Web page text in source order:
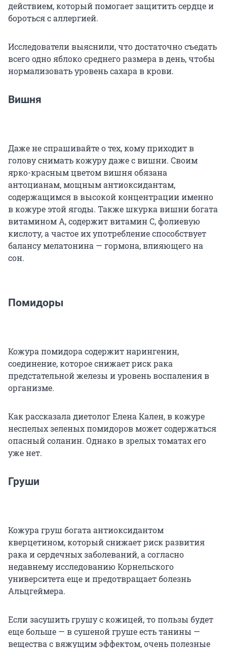
действием, который помогает защитить сердце и
бороться с аллергией.
Исследователи выяснили, что достаточно съедать
всего одно яблоко среднего размера в день, чтобы
нормализовать уровень сахара в крови.
Вишня
Даже не спрашивайте о тех, кому приходит в
голову снимать кожуру даже с вишни. Своим
ярко-красным цветом вишня обязана
антоцианам, мощным антиоксидантам,
содержащимся в высокой концентрации именно
в кожуре этой ягоды. Также шкурка вишни богата
витамином А, содержит витамин С, фолиевую
кислоту, а частое их употребление способствует
балансу мелатонина — гормона, влияющего на
сон.
Помидоры
Кожура помидора содержит нарингенин,
соединение, которое снижает риск рака
предстательной железы и уровень воспаления в
организме.
Как рассказала диетолог Елена Кален, в кожуре
неспелых зеленых помидоров может содержаться
опасный соланин. Однако в зрелых томатах его
уже нет.
Груши
Кожура груш богата антиоксидантом
кверцетином, который снижает риск развития
рака и сердечных заболеваний, а согласно
недавнему исследованию Корнельского
университета еще и предотвращает болезнь
Альцгеймера.
Если засушить грушу с кожицей, то пользы будет
еще больше — в сушеной груше есть танины —
вещества с вяжущим эффектом, очень полезные